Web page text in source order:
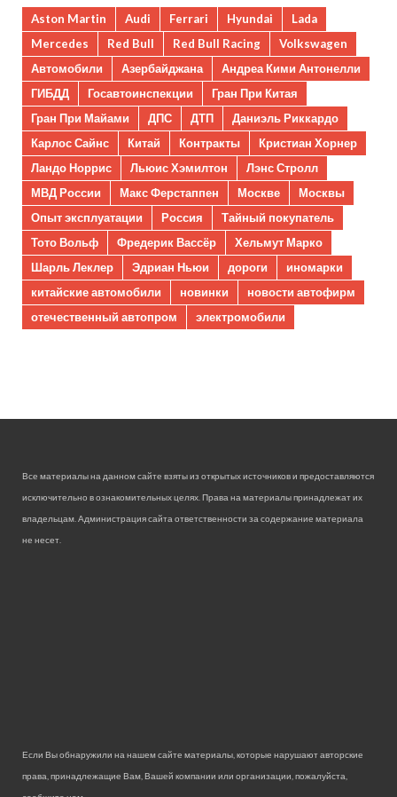
Aston Martin Audi Ferrari Hyundai
Lada
Mercedes
Red Bull Red Bull Racing
Volkswagen
Автомобили
Азербайджана
Андреа Кими Антонелли
ГИБДД
Госавтоинспекции
Гран При Китая
Гран При Майами
ДПС ДТП
Даниэль Риккардо
Карлос Сайнс
Китай Контракты
Кристиан Хорнер
Ландо Норрис
Льюис Хэмилтон
Лэнс Стролл
МВД России
Макс Ферстаппен Москве
Москвы
Опыт эксплуатации
Россия
Тайный покупатель
Тото Вольф
Фредерик Вассёр
Хельмут Марко
Шарль Леклер
Эдриан Ньюи дороги
иномарки
китайские автомобили
новинки
новости автофирм
отечественный автопром
электромобили
Все материалы на данном сайте взяты из открытых источников и предоставляются
исключительно в ознакомительных целях. Права на материалы принадлежат их
владельцам. Администрация сайта ответственности за содержание материала
не несет.
Если Вы обнаружили на нашем сайте материалы, которые нарушают авторские
права, принадлежащие Вам, Вашей компании или организации, пожалуйста,